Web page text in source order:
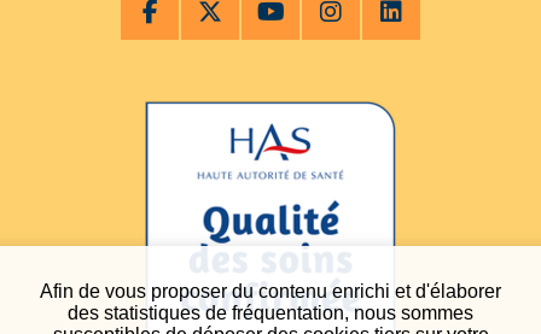
Afin de vous proposer du contenu enrichi et d'élaborer
des statistiques de fréquentation, nous sommes